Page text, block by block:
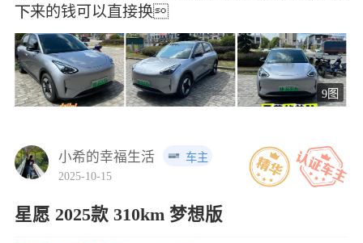
来的钱可以直接换
9图
小希的幸福生活
车主
2025-10-15
星愿 2025款 310km 梦想版